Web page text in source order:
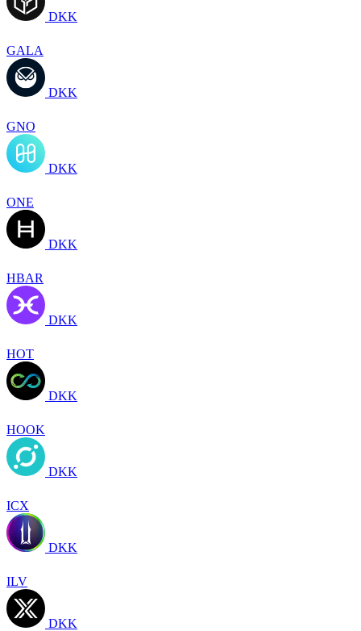
DKK
GALA
DKK
GNO
DKK
ONE
DKK
HBAR
DKK
HOT
DKK
HOOK
DKK
ICX
DKK
ILV
DKK